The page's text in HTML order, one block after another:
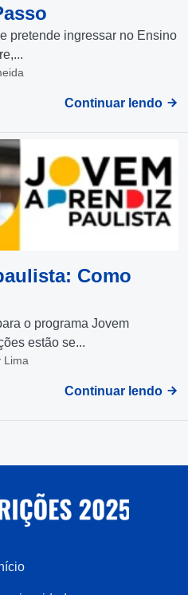
pretende ingressar no Ensino
Continuar lendo
Como
o programa Jovem
estão se...
Lima
Continuar lendo